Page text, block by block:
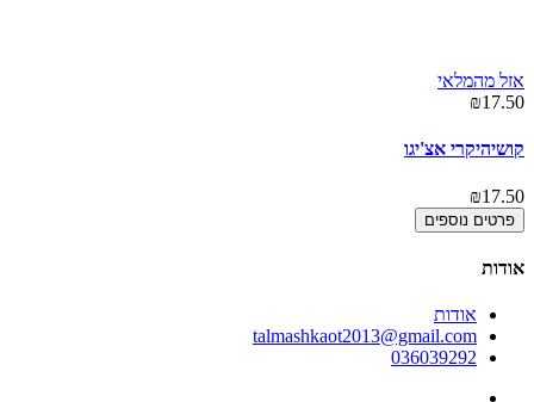
אזל מהמלאי
₪17.50
קושיהיקרי אצ'יגו
₪17.50
פרטים נוספים
אודות
אודות
talmashkaot2013@gmail.com
036039292